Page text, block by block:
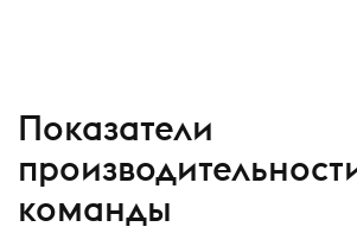
Показатели
команды